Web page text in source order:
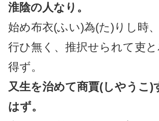
淮陰の人なり。
始め布衣(ふい)為(た)りし時
行ひ無く、推択せられて吏
得ず。
又生を治めて商賈(しやうこ)
はず。